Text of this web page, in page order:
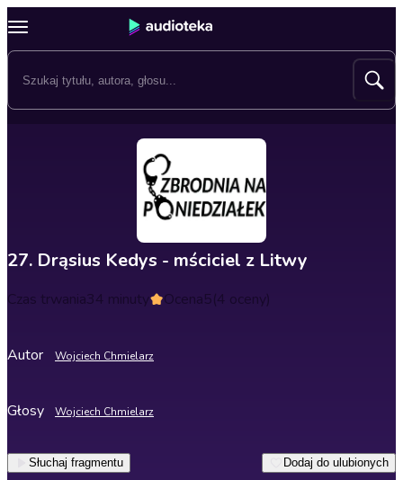
27. Drąsius Kedys - mściciel z Litwy
Czas trwania34 minuty Ocena5(4 oceny)
Autor Wojciech Chmielarz
Głosy Wojciech Chmielarz
Słuchaj fragmentu Dodaj do ulubionych